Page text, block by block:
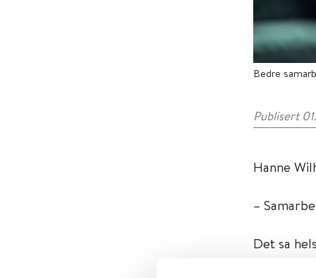
Bedre
Publisert
Hanne
–
Det sa